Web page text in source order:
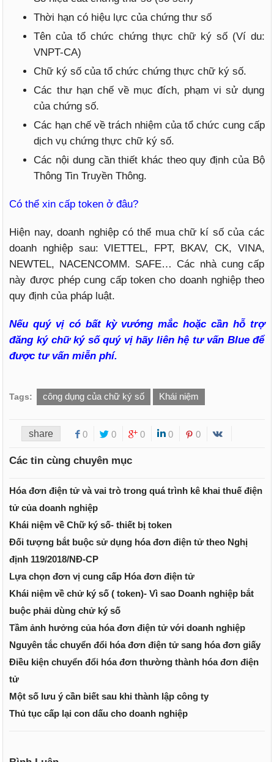
Thời hạn có hiệu lực của chứng thư số
Tên của tổ chức chứng thực chữ ký số (Ví du:
VNPT-CA)
Chữ ký số của tổ chức chứng thực chữ ký số.
Các thư hạn chế về mục đích, phạm vi sử dụng
của chứng số.
Các hạn chế về trách nhiệm của tổ chức cung cấp
dịch vụ chứng thực chữ ký số.
Các nội dung cần thiết khác theo quy định của Bộ
Thông Tin Truyền Thông.
Có thể xin cấp token ở đâu?
Hiện nay, doanh nghiệp có thể mua chữ kí số của các
doanh nghiệp sau: VIETTEL, FPT, BKAV, CK, VINA,
NEWTEL, NACENCOMM. SAFE… Các nhà cung cấp
này được phép cung cấp token cho doanh nghiệp theo
quy định của pháp luật.
Nếu quý vị có bất kỳ vướng mắc hoặc cần hỗ trợ
đăng ký chữ ký số quý vị hãy liên hệ tư vấn Blue để
được tư vấn miễn phí.
Tags: công dụng của chữ ký số Khái niệm
share 0 0 0 0 0
Các tin cùng chuyên mục
Hóa đơn điện tử và vai trò trong quá trình kê khai thuế điện
tử của doanh nghiệp
Khái niệm về Chữ ký số- thiết bị token
Đối tượng bắt buộc sử dụng hóa đơn điện tử theo Nghị
định 119/2018/NĐ-CP
Lựa chọn đơn vị cung cấp Hóa đơn điện tử
Khái niệm về chử ký số ( token)- Vì sao Doanh nghiệp bắt
buộc phải dùng chử ký số
Tầm ảnh hưởng của hóa đơn điện tử với doanh nghiệp
Nguyên tắc chuyển đổi hóa đơn điện tử sang hóa đơn giấy
Điều kiện chuyển đổi hóa đơn thường thành hóa đơn điện
tử
Một số lưu ý cần biết sau khi thành lập công ty
Thủ tục cấp lại con dấu cho doanh nghiệp